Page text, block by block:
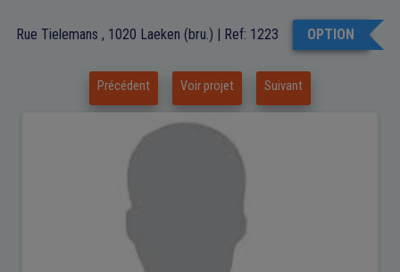
Rue Tielemans , 1020 Laeken (bru.) | Ref: 1223 OPTION
Précédent Voir projet Suivant